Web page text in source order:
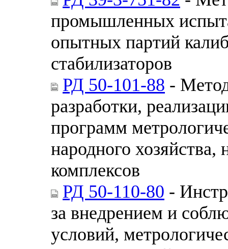
промышленных
опытных партий
стабилизаторов
РД 50-101-88 -
разработки,
программ
народного хозяйства,
комплексов
РД 50-110-80 -
за внедрением и
условий,